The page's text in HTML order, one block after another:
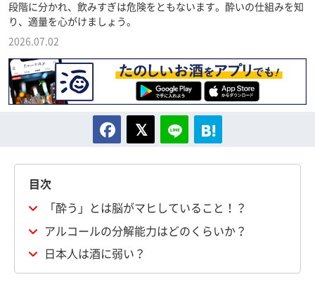
段階に分かれ、飲みすぎは危険をともないます。酔いの仕組みを知
り、適量を心がけましょう。
2026.07.02
目次
「酔う」とは脳がマヒしていること！？
アルコールの分解能力はどのくらいか？
日本人は酒に弱い？